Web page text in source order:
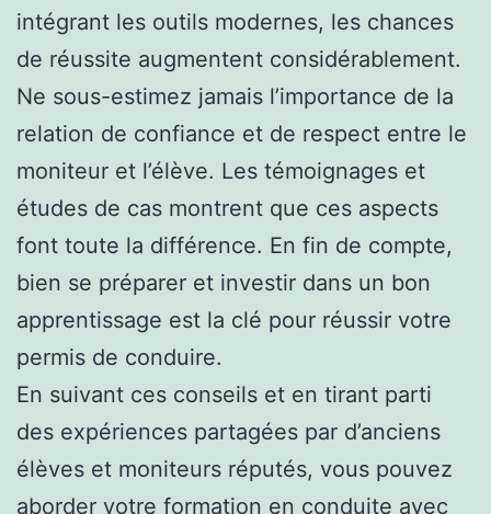
intégrant les outils modernes, les chances
de réussite augmentent considérablement.
Ne sous-estimez jamais l’importance de la
relation de confiance et de respect entre le
moniteur et l’élève. Les témoignages et
études de cas montrent que ces aspects
font toute la différence. En fin de compte,
bien se préparer et investir dans un bon
apprentissage est la clé pour réussir votre
permis de conduire.
En suivant ces conseils et en tirant parti
des expériences partagées par d’anciens
élèves et moniteurs réputés, vous pouvez
aborder votre formation en conduite avec